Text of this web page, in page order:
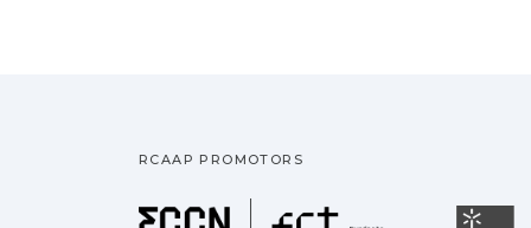
RCAAP PROMOTORS
Fundação